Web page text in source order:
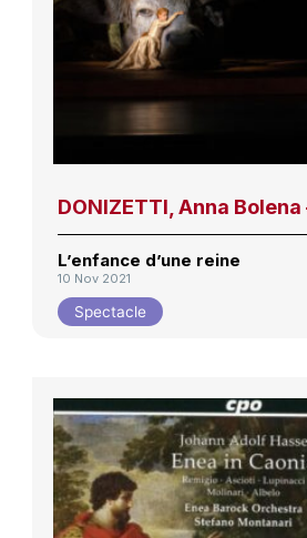
DONIZETTI, Anna
L’enfance d’une reine
10 Nov 2021
Spectacle